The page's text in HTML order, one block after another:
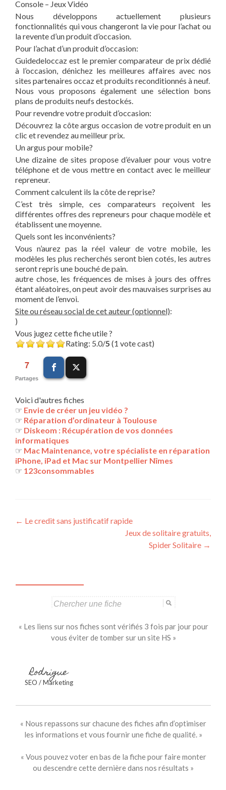
Console – Jeux Vidéo
Nous développons actuellement plusieurs
fonctionnalités qui vous changeront la vie pour l’achat ou
la revente d’un produit d’occasion.
Pour l’achat d’un produit d’occasion:
Guidedeloccaz est le premier comparateur de prix dédié
à l’occasion, dénichez les meilleures affaires avec nos
sites partenaires occaz et produits reconditionnés à neuf.
Nous vous proposons également une sélection bons
plans de produits neufs destockés.
Pour revendre votre produit d’occasion:
Découvrez la côte argus occasion de votre produit en un
clic et revendez au meilleur prix.
Un argus pour mobile?
Une dizaine de sites propose d’évaluer pour vous votre
téléphone et de vous mettre en contact avec le meilleur
repreneur.
Comment calculent ils la côte de reprise?
C’est très simple, ces comparateurs reçoivent les
différentes offres des repreneurs pour chaque modèle et
établissent une moyenne.
Quels sont les inconvénients?
Vous n’aurez pas la réel valeur de votre mobile, les
modèles les plus recherchés seront bien cotés, les autres
seront repris une bouché de pain.
autre chose, les fréquences de mises à jours des offres
étant aléatoires, on peut avoir des mauvaises surprises au
moment de l’envoi.
Site ou réseau social de cet auteur (optionnel):
)
Vous jugez cette fiche utile ?
Rating: 5.0/5 (1 vote cast)
7
Partages
Voici d'autres fiches
☞ Envie de créer un jeu vidéo ?
☞ Réparation d’ordinateur à Toulouse
☞ Diskeom : Récupération de vos données
informatiques
☞ Mac Maintenance, votre spécialiste en réparation
iPhone, iPad et Mac sur Montpellier Nîmes
☞ 123consommables
Navigation
← Le credit sans justificatif rapide
Jeux de solitaire gratuits,
Spider Solitaire →
« Les liens sur nos fiches sont vérifiés 3 fois par jour pour
vous éviter de tomber sur un site HS »
Rodrigue
SEO / Marketing
« Nous repassons sur chacune des fiches afin d’optimiser
les informations et vous fournir une fiche de qualité. »
« Vous pouvez voter en bas de la fiche pour faire monter
ou descendre cette dernière dans nos résultats »